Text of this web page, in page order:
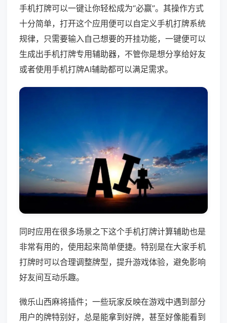
手机打牌可以一键让你轻松成为“必赢”。其操作方式
十分简单，打开这个应用便可以自定义手机打牌系统
规律，只需要输入自己想要的开挂功能，一键便可以
生成出手机打牌专用辅助器，不管你是想分享给好友
或者使用手机打牌AI辅助都可以满足需求。
同时应用在很多场景之下这个手机打牌计算辅助也是
非常有用的，使用起来简单便捷。特别是在大家手机
打牌时可以合理调整牌型，提升游戏体验，避免影响
好友间互动乐趣。
微乐山西麻将插件；一些玩家反映在游戏中遇到部分
用户的牌特别好，总是能拿到好牌，甚至好像能看到